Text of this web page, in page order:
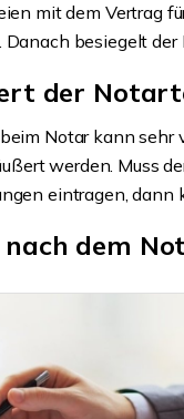
mit dem Vertrag
besiegelt der
der
Notar kann
werden. Muss
eintragen,
dem